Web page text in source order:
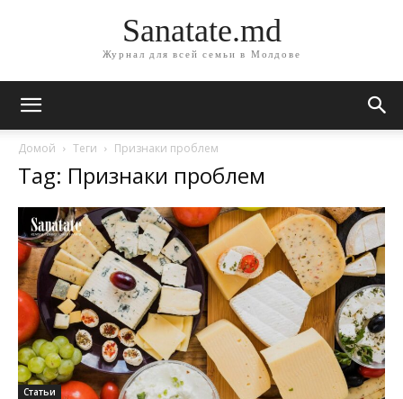
Sanatate.md
Журнал для всей семьи в Молдове
Домой Теги Признаки проблем
Tag: Признаки проблем
Статьи